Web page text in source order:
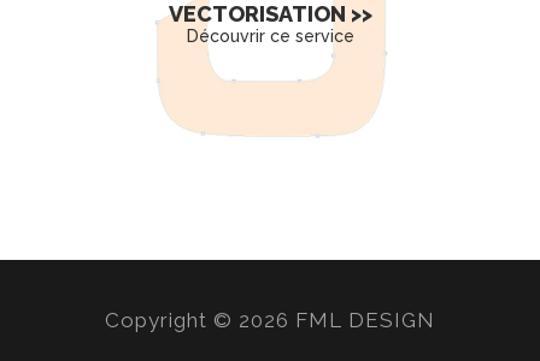
VECTORISATION >>
Découvrir ce service
Copyright © 2026 FML DESIGN